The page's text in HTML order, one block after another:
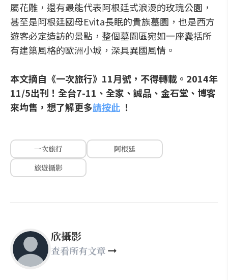
屬花雕，還有最能代表阿根廷式浪漫的玫瑰公園，
甚至是阿根廷國母Evita長眠的貴族墓園，也是西方
遊客必定造訪的景點，整個墓園區宛如一座囊括所
有建築風格的歐洲小城，深具異國風情。
本文摘自《一次旅行》 11月號 ，不得轉載。 2014年
11/5出刊！全台7-11、全家、誠品、 金石堂 、 博客
來均售，想了解更多請按此 ！
一次旅行
阿根廷
旅遊攝影
欣攝影
查看所有文章